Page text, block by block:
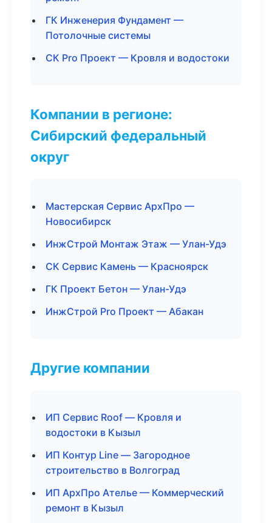
ГК Инженерия Фундамент —
Потолочные системы
СК Pro Проект — Кровля и водостоки
Компании в регионе:
Сибирский федеральный
округ
Мастерская Сервис АрхПро —
Новосибирск
ИнжСтрой Монтаж Этаж — Улан-Удэ
СК Сервис Камень — Красноярск
ГК Проект Бетон — Улан-Удэ
ИнжСтрой Pro Проект — Абакан
Другие компании
ИП Сервис Roof — Кровля и
водостоки в Кызыл
ИП Контур Line — Загородное
строительство в Волгоград
ИП АрхПро Ателье — Коммерческий
ремонт в Кызыл